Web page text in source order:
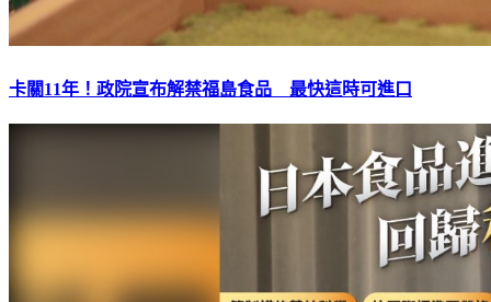
卡關11年！政院宣布解禁福島食品 最快這時可進口